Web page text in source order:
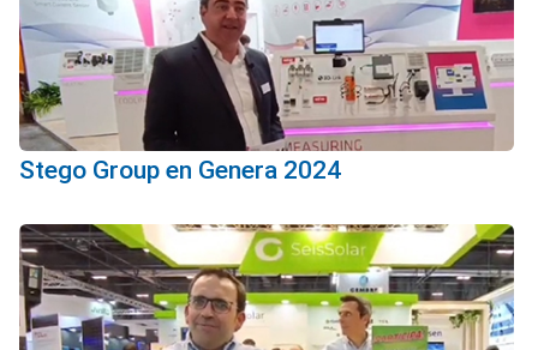
Stego Group en Genera 2024